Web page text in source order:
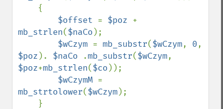
$offset = $poz
mb_strlen($naCo );
$wCzym = mb_substr($wCzym, 0
$poz ). $naCo .mb_substr($wCzym
$poz+mb_strlen($co ));
$wCzymM
mb_strtolower($wCzym);